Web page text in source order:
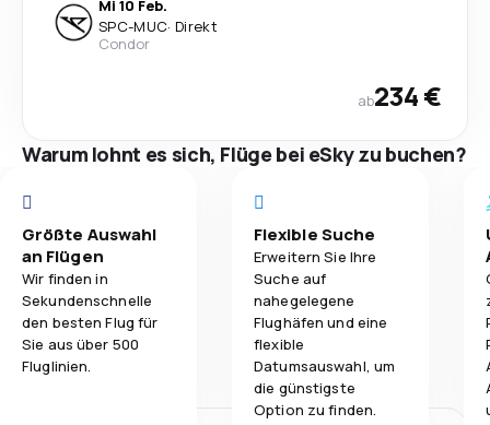
Mi 10 Feb.
SPC-MUC· Direkt
Condor
ab234 €
Warum lohnt es sich, Flüge bei eSky zu buchen?
Größte Auswahl
an Flügen
Wir finden in
Sekundenschnelle
den besten Flug für
Sie aus über 500
Fluglinien.
Flexible Suche
Erweitern Sie Ihre
Suche auf
nahegelegene
Flughäfen und eine
flexible
Datumsauswahl, um
die günstigste
Option zu finden.